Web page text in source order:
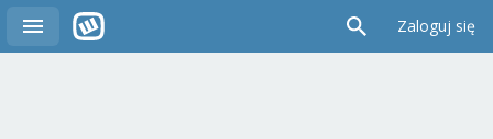
Zaloguj się